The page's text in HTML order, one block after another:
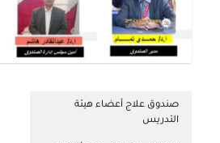
صندوق علاج أعضاء هيئة
التدريس